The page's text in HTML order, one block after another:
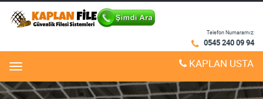
Telefon Numaramız:
0545 240 09 94
Menu KAPLAN USTA